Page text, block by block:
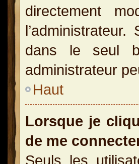
directement
dans le seul
administrateur
Haut
Lorsque je
de me
Seuls les